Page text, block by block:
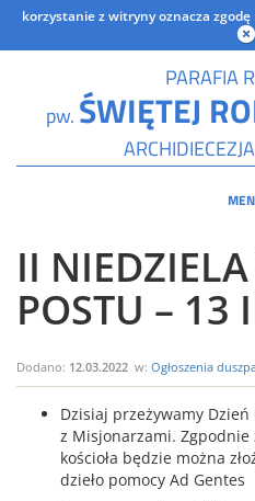
korzystanie z witryny oznacza
PARAFIA
pw. ŚWIĘTEJ
II
POSTU – 13
Dodano: 12.03.2022 w: Ogłoszenia
Dzisiaj przeżywamy
z Misjonarzami.
kościoła będzie można
dzieło pomocy Ad Gentes